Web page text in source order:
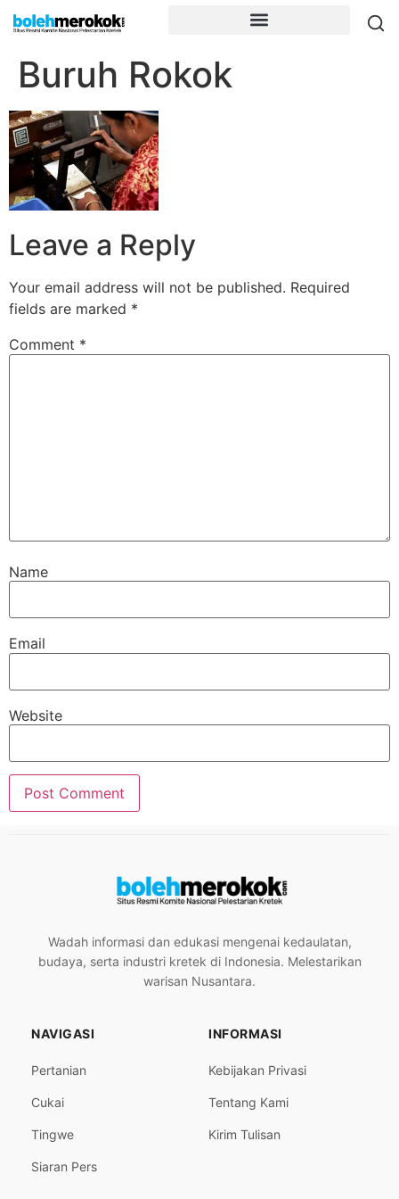
Buruh Rokok
Leave a Reply
Your email address will not be published. Required
fields are marked *
Comment *
Name
Email
Website
Wadah informasi dan edukasi mengenai kedaulatan,
budaya, serta industri kretek di Indonesia. Melestarikan
warisan Nusantara.
NAVIGASI
Pertanian
Cukai
Tingwe
Siaran Pers
INFORMASI
Kebijakan Privasi
Tentang Kami
Kirim Tulisan